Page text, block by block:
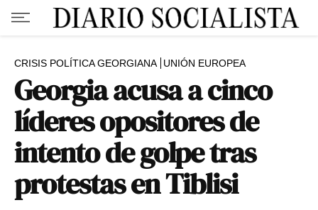
CRISIS POLÍTICA GEORGIANA UNIÓN EUROPEA
Georgia acusa a cinco
líderes opositores de
intento de golpe tras
protestas en Tiblisi